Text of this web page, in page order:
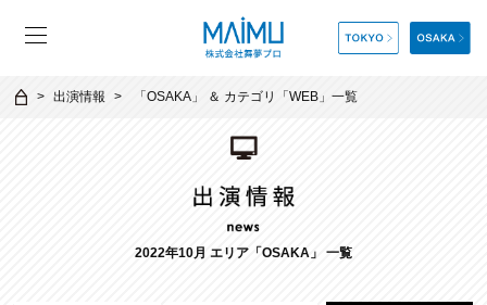
出演情報 「OSAKA 」 ＆ カテゴリ「WEB 」一覧
2022年10月 エリア「OSAKA」 一覧